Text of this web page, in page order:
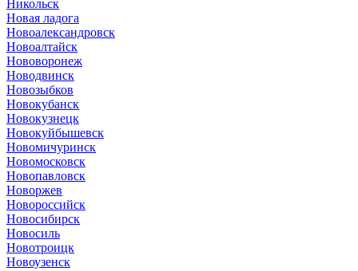
Никольск
Новая ладога
Новоалександровск
Новоалтайск
Нововоронеж
Новодвинск
Новозыбков
Новокубанск
Новокузнецк
Новокуйбышевск
Новомичуринск
Новомосковск
Новопавловск
Новоржев
Новороссийск
Новосибирск
Новосиль
Новотроицк
Новоузенск